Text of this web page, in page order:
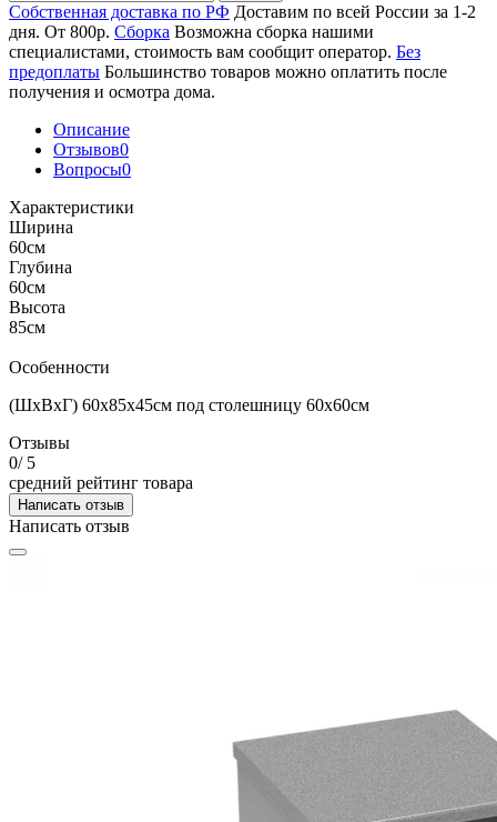
Собственная доставка по РФ Доставим по всей России за 1-2
дня. От 800р. Сборка Возможна сборка нашими
специалистами, стоимость вам сообщит оператор. Без
предоплаты Большинство товаров можно оплатить после
получения и осмотра дома.
Описание
Отзывов0
Вопросы0
Характеристики
Ширина
60см
Глубина
60см
Высота
85см
Особенности
(ШхВхГ) 60х85х45см под столешницу 60х60см
Отзывы
0/ 5
средний рейтинг товара
Написать отзыв
Написать отзыв